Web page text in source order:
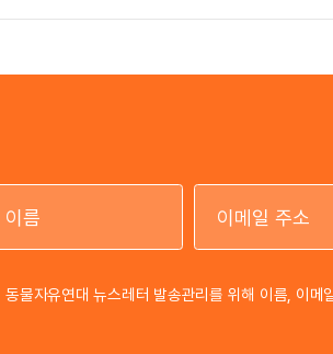
동물자유연대 뉴스레터 발송관리를 위해 이름, 이